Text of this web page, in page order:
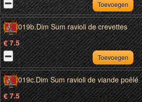
Toevoegen
019b.Dim Sum ravioli de crevettes
€ 7.5
Toevoegen
019c.Dim Sum ravioli de viande poêlé
€ 7.5